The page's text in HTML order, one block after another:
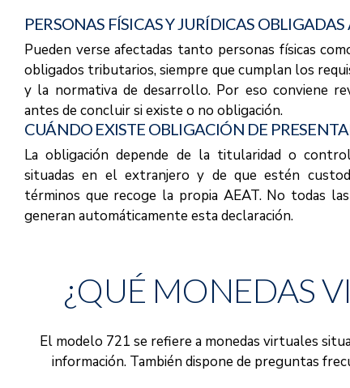
PERSONAS FÍSICAS Y JURÍDICAS
Pueden verse afectadas tanto personas físicas
obligados tributarios, siempre que cumplan los
y la normativa de desarrollo. Por eso conviene
antes de concluir si existe o no obligación.
CUÁNDO EXISTE OBLIGACIÓN DE
La obligación depende de la titularidad o
situadas en el extranjero y de que estén
términos que recoge la propia AEAT. No todas
generan automáticamente esta declaración.
¿QUÉ MONEDAS
El modelo 721 se refiere a monedas virtuales
información. También dispone de preguntas